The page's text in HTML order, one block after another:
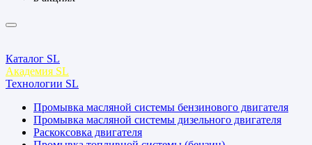
Каталог SL
Академия SL
Технологии SL
Промывка масляной системы бензинового двигателя
Промывка масляной системы дизельного двигателя
Раскоксовка двигателя